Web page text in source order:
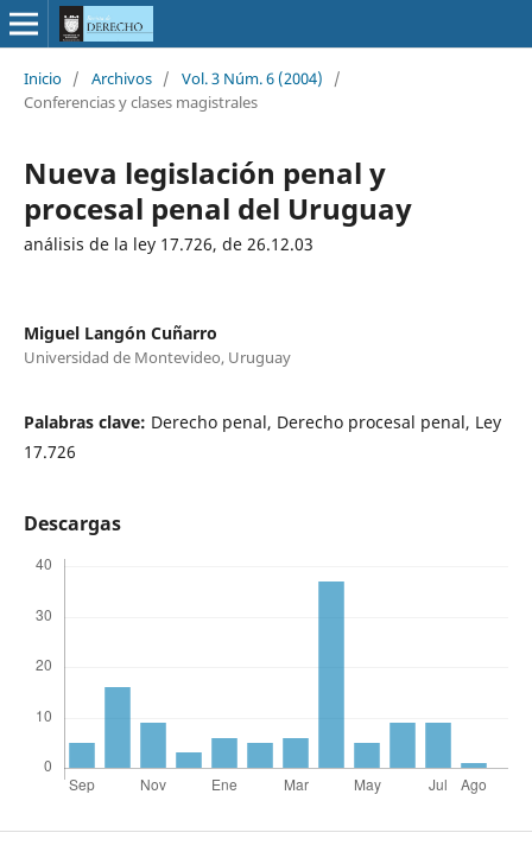
Inicio / Archivos / Vol. 3 Núm. 6 (2004)
/
Conferencias y clases magistrales
Nueva legislación penal y
procesal penal del Uruguay
análisis de la ley 17.726, de 26.12.03
Miguel Langón Cuñarro
Universidad de Montevideo, Uruguay
Palabras clave: Derecho penal, Derecho procesal penal, Ley
17.726
Descargas